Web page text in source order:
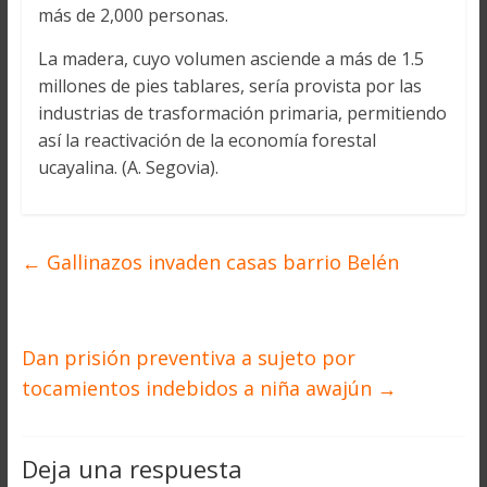
más de 2,000 personas.
La madera, cuyo volumen asciende a más de 1.5
millones de pies tablares, sería provista por las
industrias de trasformación primaria, permitiendo
así la reactivación de la economía forestal
ucayalina. (A. Segovia).
← Gallinazos invaden casas barrio Belén
Dan prisión preventiva a sujeto por
tocamientos indebidos a niña awajún →
Deja una respuesta